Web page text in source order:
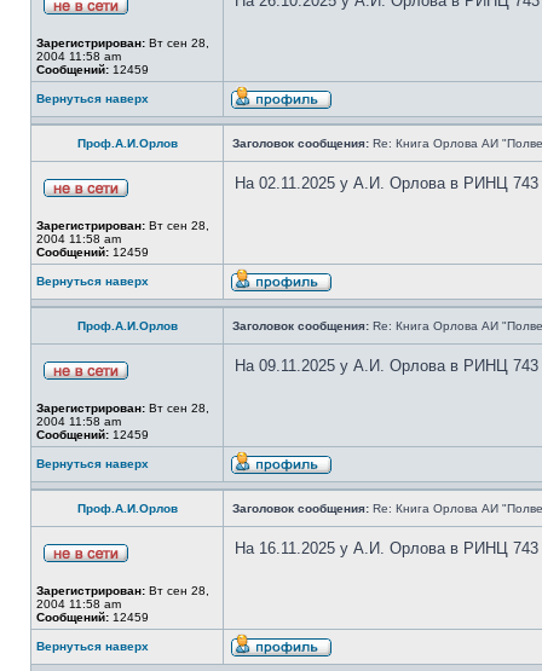
Зарегистрирован: Вт сен 28,
2004 11:58 am
Сообщений: 12459
Вернуться наверх
Проф.А.И.Орлов Заголовок сообщения: Re: Книга Орлова АИ
Зарегистрирован: Вт сен 28,
2004 11:58 am
Сообщений: 12459
На 02.11.2025 у А.И. Орлова в РИНЦ 743
Вернуться наверх
Проф.А.И.Орлов Заголовок сообщения: Re: Книга Орлова АИ
Зарегистрирован: Вт сен 28,
2004 11:58 am
Сообщений: 12459
На 09.11.2025 у А.И. Орлова в РИНЦ 743
Вернуться наверх
Проф.А.И.Орлов Заголовок сообщения: Re: Книга Орлова АИ
Зарегистрирован: Вт сен 28,
2004 11:58 am
Сообщений: 12459
На 16.11.2025 у А.И. Орлова в РИНЦ 743
Вернуться наверх